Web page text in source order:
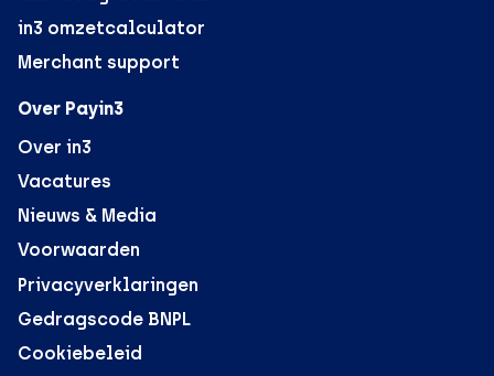
in3 omzetcalculator
Merchant support
Over Payin3
Over in3
Vacatures
Nieuws & Media
Voorwaarden
Privacyverklaringen
Gedragscode BNPL
Cookiebeleid